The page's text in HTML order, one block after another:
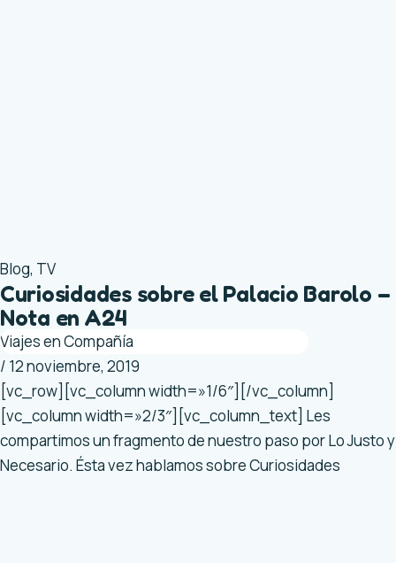
Blog, TV
Curiosidades sobre el Palacio Barolo –
Nota en A24
Viajes en Compañía
/ 12 noviembre, 2019
[vc_row][vc_column width=»1/6″][/vc_column]
[vc_column width=»2/3″][vc_column_text] Les
compartimos un fragmento de nuestro paso por Lo Justo y
Necesario. Ésta vez hablamos sobre Curiosidades